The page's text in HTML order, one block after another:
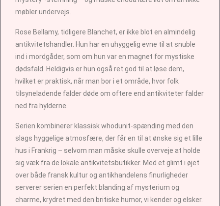
møbler undervejs.
Rose Bellamy, tidligere Blanchet, er ikke blot en almindelig
antikvitetshandler. Hun har en uhyggelig evne til at snuble
ind i mordgåder, som om hun var en magnet for mystiske
dødsfald. Heldigvis er hun også ret god til at løse dem,
hvilket er praktisk, når man bor i et område, hvor folk
tilsyneladende falder døde om oftere end antikviteter falder
ned fra hylderne.
Serien kombinerer klassisk whodunit-spænding med den
slags hyggelige atmosfære, der får en til at ønske sig et lille
hus i Frankrig – selvom man måske skulle overveje at holde
sig væk fra de lokale antikvitetsbutikker. Med et glimt i øjet
over både fransk kultur og antikhandelens finurligheder
serverer serien en perfekt blanding af mysterium og
charme, krydret med den britiske humor, vi kender og elsker.